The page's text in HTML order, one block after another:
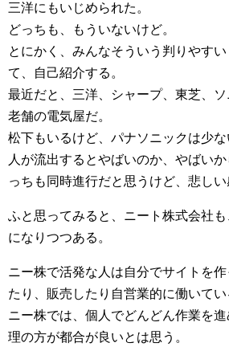
三洋にもいじめられた。
どっちも、もういないけど。
とにかく、みんなそういう判りやす
て、自己紹介する。
最近だと、三洋、シャープ、東芝、ソ
老舗の電気屋だ。
松下もいるけど、パナソニックは少な
人が流出するとやばいのか、やばい
っちも同時進行だと思うけど、悲しい
ふと思ってみると、ニート株式会社
になりつつある。
ニー株で活発な人は自分でサイトを
たり、販売したり自営業的に働いてい
ニー株では、個人でどんどん作業を
理の方が都合が良いとは思う。